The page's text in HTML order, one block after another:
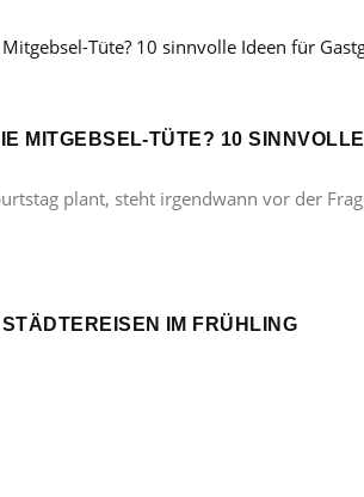
MITGEBSEL-TÜTE? 10
plant, steht irgendwann vor der
IM FRÜHLING